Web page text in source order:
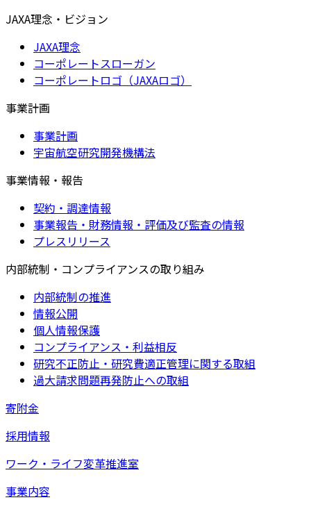
JAXA理念・ビジョン
JAXA理念
コーポレートスローガン
コーポレートロゴ（JAXAロゴ）
事業計画
事業計画
宇宙航空研究開発機構法
事業情報・報告
契約・調達情報
事業報告・財務情報・評価及び監査の情報
プレスリリース
内部統制・コンプライアンスの取り組み
内部統制の推進
情報公開
個人情報保護
コンプライアンス・利益相反
研究不正防止・研究費適正管理に関する取組
過大請求問題再発防止への取組
寄附金
採用情報
ワーク・ライフ変革推進室
事業内容